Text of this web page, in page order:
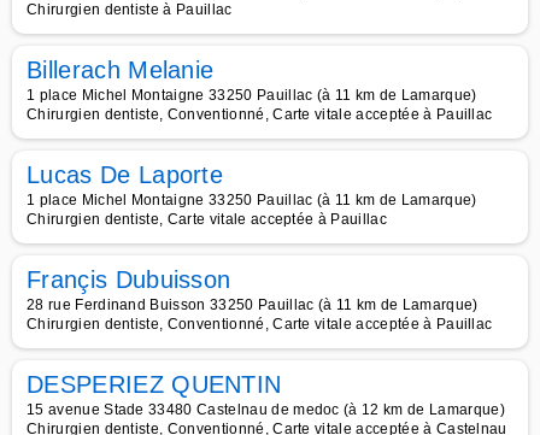
Chirurgien dentiste à Pauillac
Billerach Melanie
1 place Michel Montaigne 33250 Pauillac (à 11 km de Lamarque)
Chirurgien dentiste, Conventionné, Carte vitale acceptée à Pauillac
Lucas De Laporte
1 place Michel Montaigne 33250 Pauillac (à 11 km de Lamarque)
Chirurgien dentiste, Carte vitale acceptée à Pauillac
Françis Dubuisson
28 rue Ferdinand Buisson 33250 Pauillac (à 11 km de Lamarque)
Chirurgien dentiste, Conventionné, Carte vitale acceptée à Pauillac
DESPERIEZ QUENTIN
15 avenue Stade 33480 Castelnau de medoc (à 12 km de Lamarque)
Chirurgien dentiste, Conventionné, Carte vitale acceptée à Castelnau